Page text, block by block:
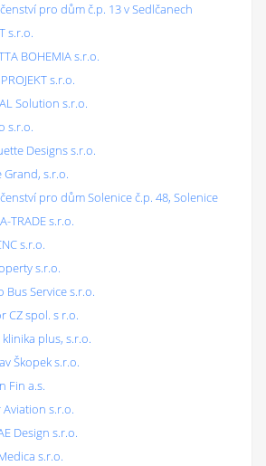
pro dům č.p. 13 v Sedlčanech
s.r.o.
BOHEMIA s.r.o.
s.r.o.
Solution s.r.o.
s.r.o.
Designs s.r.o.
Grand, s.r.o.
pro dům Solenice č.p. 48, Solenice
TRADE s.r.o.
s.r.o.
s.r.o.
Bus Service s.r.o.
CZ spol. s r.o.
klinika plus, s.r.o.
Škopek s.r.o.
Fin a.s.
Aviation s.r.o.
Design s.r.o.
s.r.o.